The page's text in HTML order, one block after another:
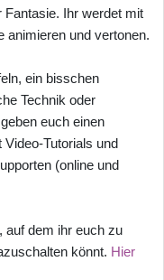
Fantasie. Ihr werdet mit
animieren und vertonen.
ein bisschen
Technik oder
euch einen
Video-Tutorials und
(online und
auf dem ihr euch zu
könnt. Hier